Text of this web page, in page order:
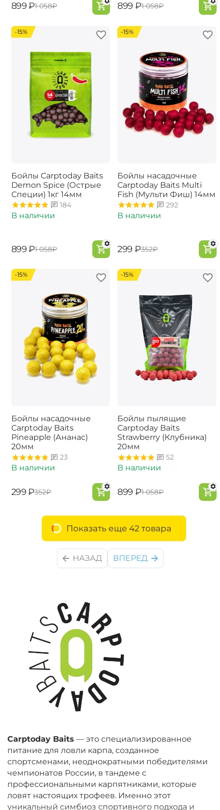
Carptoday Baits — это специализированное
питание для ловли карпа, созданное
спортсменами, неоднократными победителями
чемпионатов России, в тандеме с
профессиональными карпятниками, которые
ловят настоящих трофеев. Именно этот
уникальный симбиоз спортивного подхода и
‍899‍ ₽‍1 058‍₽ ‍899‍ ₽‍1 058‍₽
-15%
Бойлы Carptoday Baits
Demon Spice (Острые
Специи) 1кг 14мм
184
В наличии
‍899‍ ₽‍1 058‍₽
-15%
Бойлы насадочные
Carptoday Baits Multi
Fish (Мульти Фиш) 14мм
292
В наличии
‍299‍ ₽‍352‍₽
-15%
Бойлы насадочные
Carptoday Baits
Pineapple (Ананас)
20мм
23
В наличии
‍299‍ ₽‍352‍₽
-15%
Бойлы пылящие
Carptoday Baits
Strawberry (Клубника)
20мм
52
В наличии
‍899‍ ₽‍1 058‍₽
Показать еще 42 товара
НАЗАД ВПЕРЕД